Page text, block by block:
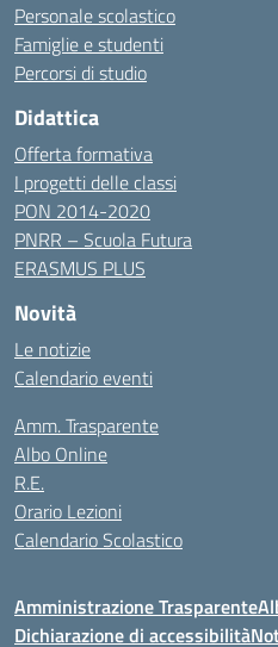
Personale scolastico
Famiglie e studenti
Percorsi di studio
Didattica
Offerta formativa
I progetti delle classi
PON 2014-2020
PNRR – Scuola Futura
ERASMUS PLUS
Novità
Le notizie
Calendario eventi
Amm. Trasparente
Albo Online
R.E.
Orario Lezioni
Calendario Scolastico
Amministrazione Trasparente
Dichiarazione di accessibilità